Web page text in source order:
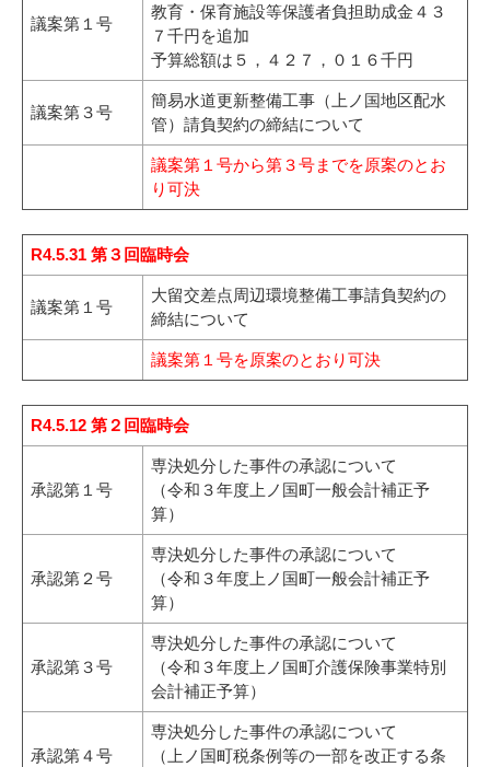
議案第１号
教育・保育施設等保護者負担助成金４３
７千円を追加
予算総額は５，４２７，０１６千円
議案第３号
簡易水道更新整備工事（上ノ国地区配水
管）請負契約の締結について
議案第１号から第３号までを原案のとお
り可決
R4.5.31 第３回臨時会
議案第１号
大留交差点周辺環境整備工事請負契約の
締結について
議案第１号を原案のとおり可決
R4.5.12 第２回臨時会
承認第１号
専決処分した事件の承認について
（令和３年度上ノ国町一般会計補正予
算）
承認第２号
専決処分した事件の承認について
（令和３年度上ノ国町一般会計補正予
算）
承認第３号
専決処分した事件の承認について
（令和３年度上ノ国町介護保険事業特別
会計補正予算）
承認第４号
専決処分した事件の承認について
（上ノ国町税条例等の一部を改正する条